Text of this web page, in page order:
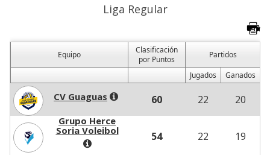
Liga Regular
Equipo
Clasificación
por Puntos
Partidos
Jugados
Ganados
CV Guaguas 60 22 20
Grupo Herce
Soria Voleibol
54 22 19